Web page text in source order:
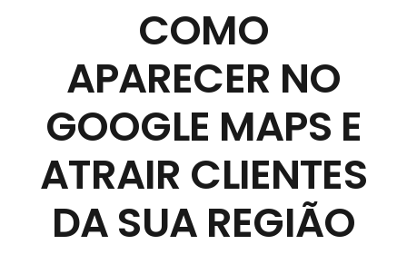
COMO
APARECER NO
GOOGLE MAPS E
ATRAIR CLIENTES
DA SUA REGIÃO